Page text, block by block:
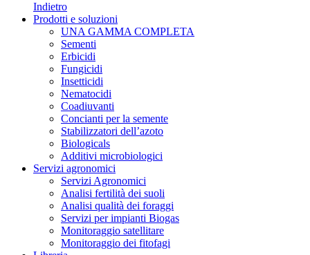
Indietro
Prodotti e soluzioni
UNA GAMMA COMPLETA
Sementi
Erbicidi
Fungicidi
Insetticidi
Nematocidi
Coadiuvanti
Concianti per la semente
Stabilizzatori dell’azoto
Biologicals
Additivi microbiologici
Servizi agronomici
Servizi Agronomici
Analisi fertilità dei suoli
Analisi qualità dei foraggi
Servizi per impianti Biogas
Monitoraggio satellitare
Monitoraggio dei fitofagi